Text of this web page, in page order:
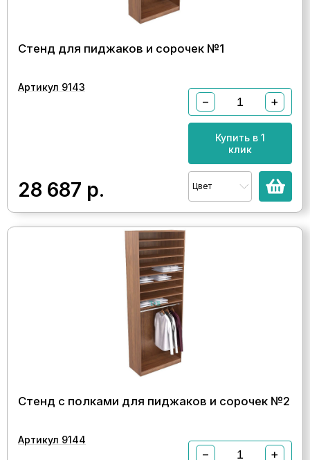
Стенд для пиджаков и сорочек №1
Артикул 9143
28 687 р.
− +
Купить в 1
клик
Цвет
Стенд с полками для пиджаков и сорочек №2
Артикул 9144
− +